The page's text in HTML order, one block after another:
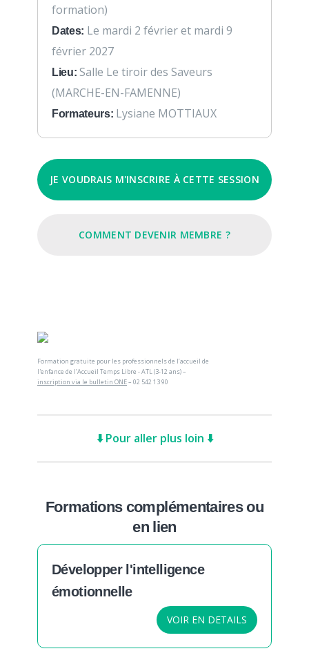
formation)
Dates: Le mardi 2 février et mardi 9
février 2027
Lieu: Salle Le tiroir des Saveurs
(MARCHE-EN-FAMENNE)
Formateurs: Lysiane MOTTIAUX
JE VOUDRAIS M'INSCRIRE À CETTE SESSION
COMMENT DEVENIR MEMBRE ?
Formation gratuite pour les professionnels de l’accueil de
l'enfance de l’Accueil Temps Libre - ATL (3-12 ans) –
inscription via le bulletin ONE– 02 542 13 90
⬇️ Pour aller plus loin ⬇️
Formations complémentaires ou
en lien
Développer l'intelligence
émotionnelle
VOIR EN DETAILS